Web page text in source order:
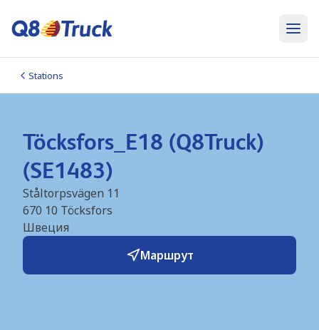
Stations
Töcksfors_E18 (Q8Truck)
(SE1483)
Ståltorpsvägen 11
670 10 Töcksfors
Швеция
Маршрут